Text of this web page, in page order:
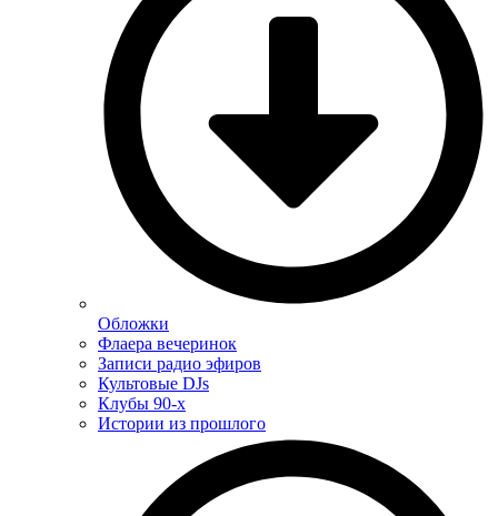
Обложки
Флаера вечеринок
Записи радио эфиров
Культовые DJs
Клубы 90-х
Истории из прошлого